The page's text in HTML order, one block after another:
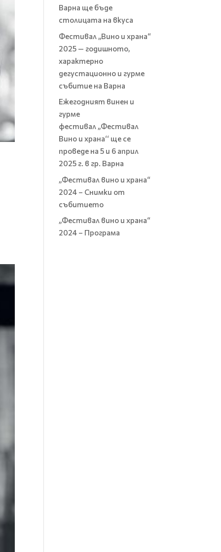
Варна ще бъде
столицата на вкуса
Фестивал „Вино и храна“
2025 — годишното,
характерно
дегустационно и гурме
събитие на Варна
Ежегодният винен и
гурме
фестивал „Фестивал
Вино и храна‘‘ ще се
проведе на 5 и 6 април
2025 г. в гр. Варна
„Фестивал вино и храна“
2024 – Снимки от
събитието
„Фестивал вино и храна“
2024 – Програма